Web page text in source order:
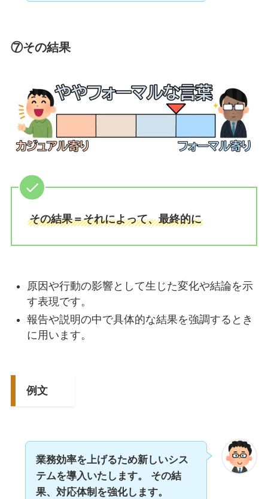
⑦その結果
その結果＝それによって、最終的に
原因や行動の影響として生じた変化や結論を示
す表現です。
報告や説明の中で具体的な結果を強調するとき
に用います。
例文
業務効率を上げるため新しいシス
テムを導入いたします。 その結
果、対応体制を強化します。